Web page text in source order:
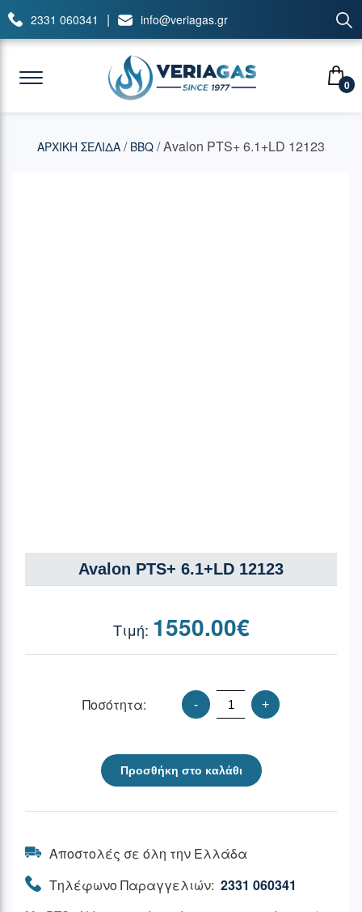
2331 060341 | info@veriagas.gr
0
ΑΡΧΙΚΉ ΣΕΛΊΔΑ / BBQ / Avalon PTS+ 6.1+LD 12123
Avalon PTS+ 6.1+LD 12123
1550.00€
Ποσότητα: - +
Προσθήκη στο καλάθι
Αποστολές σε όλη την Ελλάδα
Τηλέφωνο Παραγγελιών: 2331 060341